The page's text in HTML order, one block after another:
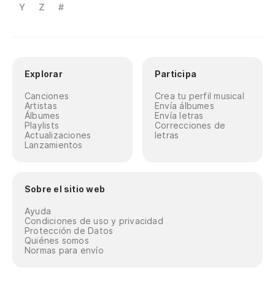
Y
Z #
Explorar
Canciones
Artistas
Álbumes
Playlists
Actualizaciones
Lanzamientos
Participa
Crea tu perfil musical
Envía álbumes
Envía letras
Correcciones de
letras
Sobre el sitio web
Ayuda
Condiciones de uso y privacidad
Protección de Datos
Quiénes somos
Normas para envío